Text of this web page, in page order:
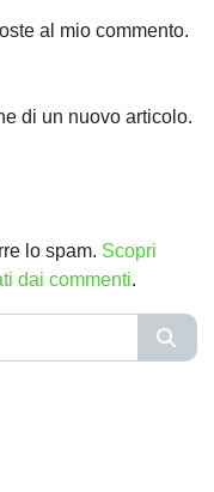
al mio commento.
di un nuovo articolo.
lo spam. Scopri
dai commenti.